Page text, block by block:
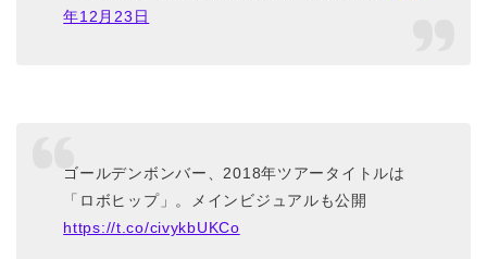
年12月23日
ゴールデンボンバー、2018年ツアータイトルは
「ロボヒップ」。メインビジュアルも公開
https://t.co/civykbUKCo